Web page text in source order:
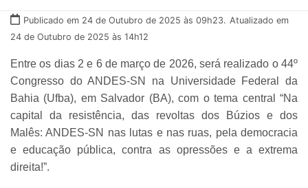
Publicado em 24 de Outubro de 2025 às 09h23. Atualizado em
24 de Outubro de 2025 às 14h12
Entre os dias 2 e 6 de março de 2026, será realizado o 44º
Congresso do ANDES-SN na Universidade Federal da
Bahia (Ufba), em Salvador (BA), com o tema central “Na
capital da resistência, das revoltas dos Búzios e dos
Malês: ANDES-SN nas lutas e nas ruas, pela democracia
e educação pública, contra as opressões e a extrema
direita!”.